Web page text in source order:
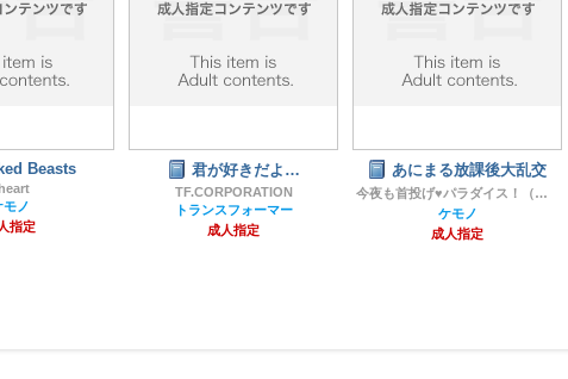
きだよ…
フォーマー
指定
あにまる放課後大乱交
ケモノ
成人指定
リグザアクリルスタンド
トラトラ屋
ライブ・ア・ヒーロー！
全年齢